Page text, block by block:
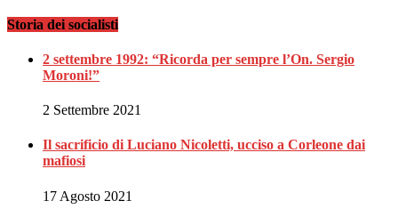
Storia dei socialisti
2 settembre 1992: “Ricorda per sempre l’On. Sergio
Moroni!”
2 Settembre 2021
Il sacrificio di Luciano Nicoletti, ucciso a Corleone dai
mafiosi
17 Agosto 2021